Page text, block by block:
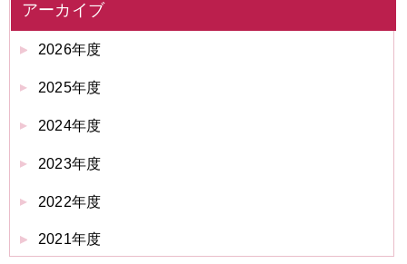
アーカイブ
2026年度
2025年度
2024年度
2023年度
2022年度
2021年度